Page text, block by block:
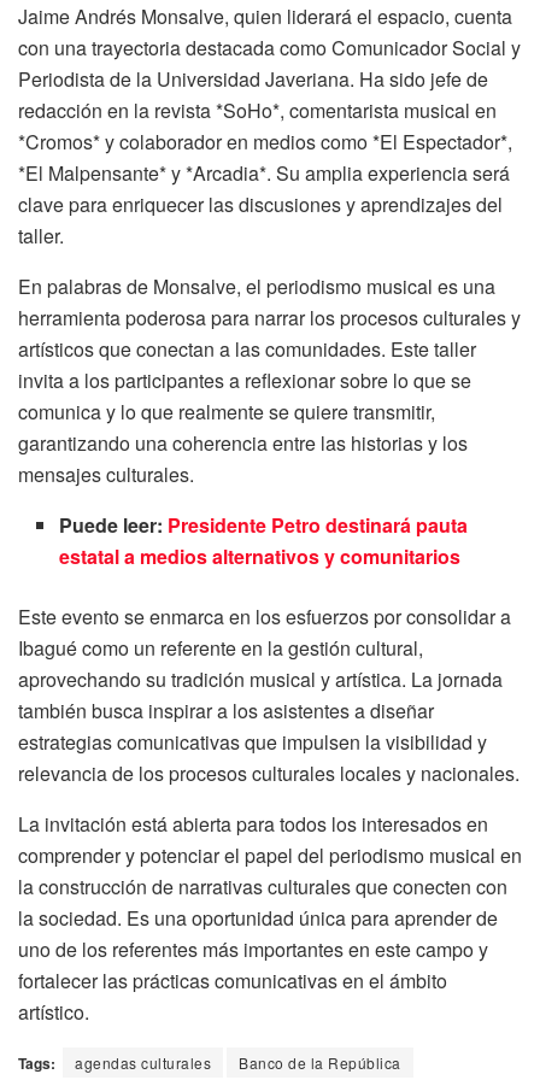
Jaime Andrés Monsalve, quien liderará el espacio, cuenta
con una trayectoria destacada como Comunicador Social y
Periodista de la Universidad Javeriana. Ha sido jefe de
redacción en la revista *SoHo*, comentarista musical en
*Cromos* y colaborador en medios como *El Espectador*,
*El Malpensante* y *Arcadia*. Su amplia experiencia será
clave para enriquecer las discusiones y aprendizajes del
taller.
En palabras de Monsalve, el periodismo musical es una
herramienta poderosa para narrar los procesos culturales y
artísticos que conectan a las comunidades. Este taller
invita a los participantes a reflexionar sobre lo que se
comunica y lo que realmente se quiere transmitir,
garantizando una coherencia entre las historias y los
mensajes culturales.
Puede leer: Presidente Petro destinará pauta
estatal a medios alternativos y comunitarios
Este evento se enmarca en los esfuerzos por consolidar a
Ibagué como un referente en la gestión cultural,
aprovechando su tradición musical y artística. La jornada
también busca inspirar a los asistentes a diseñar
estrategias comunicativas que impulsen la visibilidad y
relevancia de los procesos culturales locales y nacionales.
La invitación está abierta para todos los interesados en
comprender y potenciar el papel del periodismo musical en
la construcción de narrativas culturales que conecten con
la sociedad. Es una oportunidad única para aprender de
uno de los referentes más importantes en este campo y
fortalecer las prácticas comunicativas en el ámbito
artístico.
Tags: agendas culturales
Banco de la República